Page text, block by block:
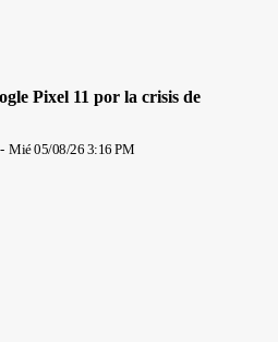
Pixel 11 por la crisis de
- Mié 05/08/26 3:16 PM